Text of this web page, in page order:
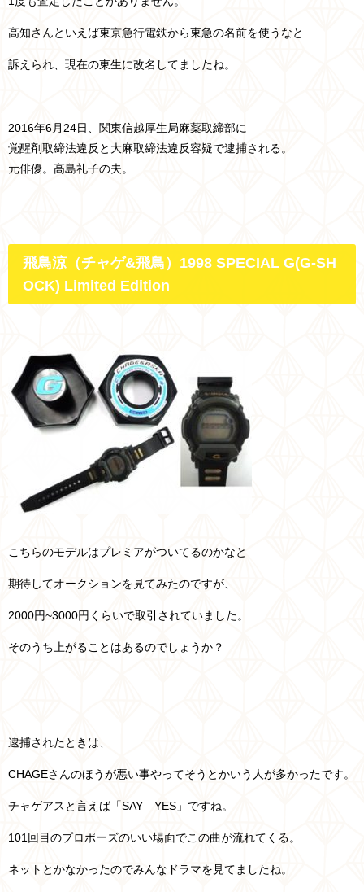
高知さんといえば東京急行電鉄から東急の名前を使うなと
訴えられ、現在の東生に改名してましたね。
2016年6月24日、関東信越厚生局麻薬取締部に
覚醒剤取締法違反と大麻取締法違反容疑で逮捕される。
元俳優。高島礼子の夫。
飛鳥涼（チャゲ&飛鳥）1998 SPECIAL G(G-SH
OCK) Limited Edition
こちらのモデルはプレミアがついてるのかなと
期待してオークションを見てみたのですが、
2000円~3000円くらいで取引されていました。
そのうち上がることはあるのでしょうか？
逮捕されたときは、
CHAGEさんのほうが悪い事やってそうとかいう人が多かったです。
チャゲアスと言えば「SAY YES」ですね。
101回目のプロポーズのいい場面でこの曲が流れてくる。
ネットとかなかったのでみんなドラマを見てましたね。